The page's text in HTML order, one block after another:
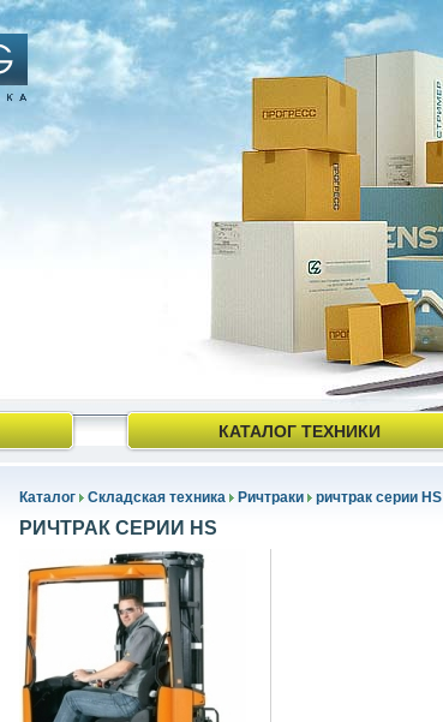
КАТАЛОГ ТЕХНИКИ
Каталог Складская техника Ричтраки ричтрак серии HS
РИЧТРАК СЕРИИ HS